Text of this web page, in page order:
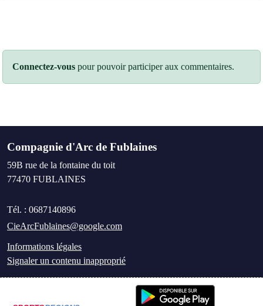
Connectez-vous pour pouvoir participer aux commentaires.
Compagnie d'Arc de Fublaines
59B rue de la fontaine du toit
77470 FUBLAINES
Tél. : 0687140896
CieArcFublaines@google.com
Informations légales
Signaler un contenu inapproprié